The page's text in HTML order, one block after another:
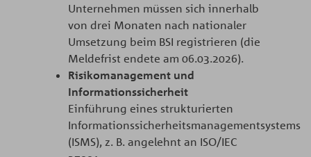
Unternehmen müssen sich innerhalb
von drei Monaten nach nationaler
Umsetzung beim BSI registrieren (die
Meldefrist endete am 06.03.2026). ​
Risikomanagement und
Informationssicherheit
Einführung eines strukturierten
Informationssicherheitsmanagementsystems
(ISMS), z. B. angelehnt an ISO/IEC